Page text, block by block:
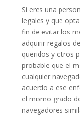
Si eres una
legales y que
fin de evitar los
adquirir regalos
queridos y otros
probable que el
cualquier
acuerdo a ese
el mismo grado
navegadores